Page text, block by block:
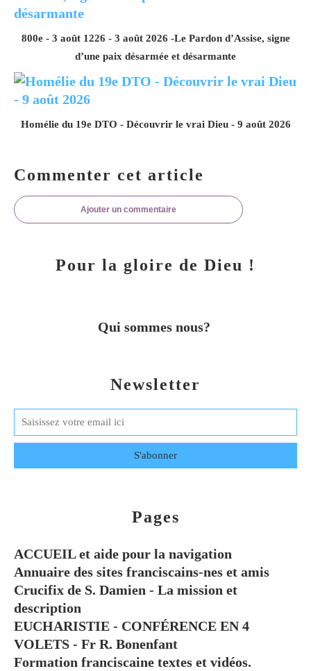
800e - 3 août 1226 - 3 août 2026 -Le Pardon d’Assise, signe
d’une paix désarmée et désarmante
Homélie du 19e DTO - Découvrir le vrai Dieu - 9 août 2026
Commenter cet article
Ajouter un commentaire
Newsletter
Pages
ACCUEIL et aide pour la navigation
Annuaire des sites franciscains-nes et amis
Crucifix de S. Damien - La mission et
description
EUCHARISTIE - CONFÉRENCE EN 4
VOLETS - Fr R. Bonenfant
Formation franciscaine textes et vidéos.
Pour la gloire de Dieu !
Qui sommes nous?